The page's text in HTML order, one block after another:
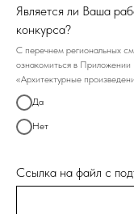
Является ли Ваша
конкурса?
С перечнем региональных
ознакомиться в
«Архитектурные
Да
Нет
Ссылка на файл с